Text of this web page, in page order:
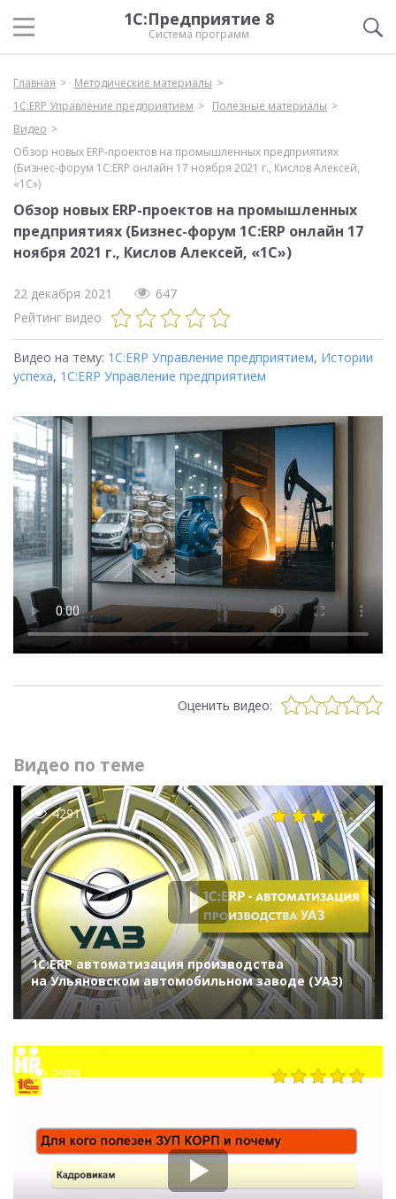
1С:Предприятие 8
Система программ
Главная
Методические материалы
1С:ERP Управление предприятием
Полезные материалы
Видео
Обзор новых ERP-проектов на промышленных предприятиях
(Бизнес-форум 1С:ERP онлайн 17 ноября 2021 г., Кислов Алексей,
«1С»)
Обзор новых ERP-проектов на промышленных
предприятиях (Бизнес-форум 1С:ERP онлайн 17
ноября 2021 г., Кислов Алексей, «1С»)
22 декабря 2021
647
Рейтинг видео
Видео на тему: 1С:ERP Управление предприятием, Истории
успеха, 1С:ERP Управление предприятием
Оценить видео:
Видео по теме
4291
1С:ERP автоматизация производства
на Ульяновском автомобильном заводе (УАЗ)
2989